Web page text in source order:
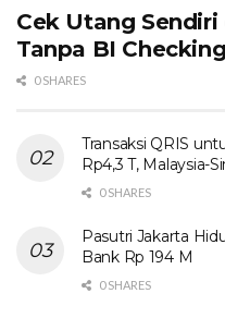
Cek Utang
Tanpa BI Checking
0 SHARES
Transaksi QRIS
Rp4,3 T, Malaysia-
0 SHARES
Pasutri Jakarta
Bank Rp 194 M
0 SHARES